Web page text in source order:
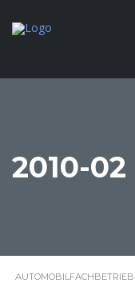
2010-02